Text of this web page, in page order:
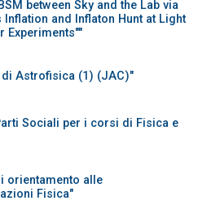
between Sky and the Lab via
Inflation and Inflaton Hunt at Light
Experiments""
Astrofisica (1) (JAC)"
Sociali per i corsi di Fisica e
orientamento alle
Fisica"